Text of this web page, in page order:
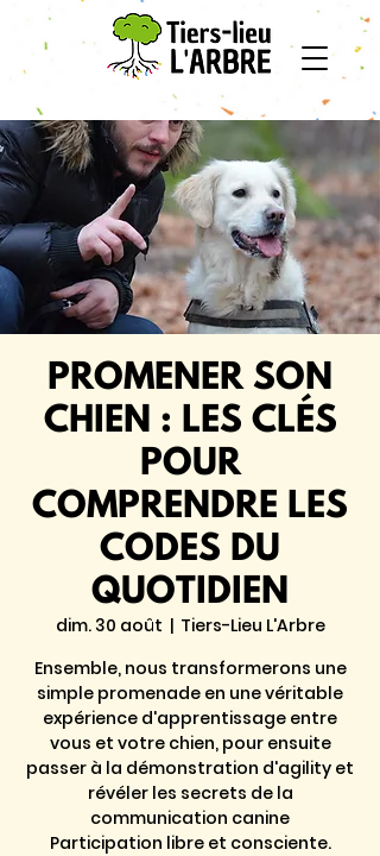
PROMENER SON
CHIEN : LES CLÉS
POUR
COMPRENDRE LES
CODES DU
QUOTIDIEN
dim. 30 août
  |
Tiers-Lieu L'Arbre
Ensemble, nous transformerons une
simple promenade en une véritable
expérience d'apprentissage entre
vous et votre chien, pour ensuite
passer à la démonstration d'agility et
révéler les secrets de la
communication canine
Participation libre et consciente.